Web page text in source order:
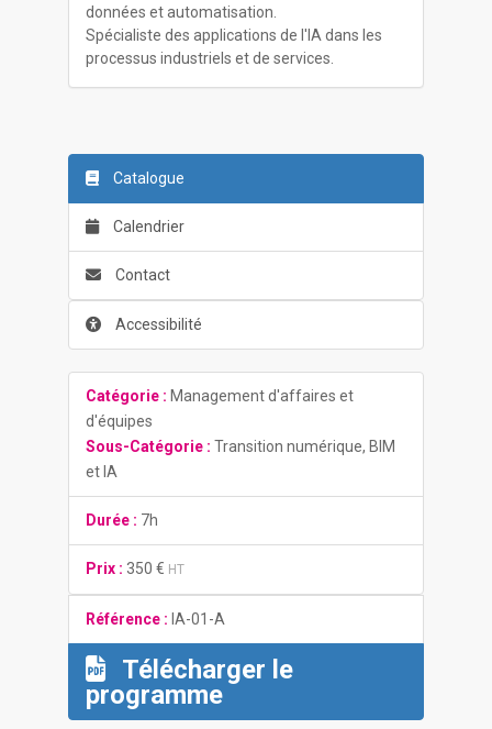
données et automatisation.
Spécialiste des applications de l'IA dans les
processus industriels et de services.
Catalogue
Calendrier
Contact
Accessibilité
Catégorie : Management d'affaires et
d'équipes
Sous-Catégorie : Transition numérique, BIM
et IA
Durée : 7h
Prix : 350 € HT
Référence : IA-01-A
Télécharger le
programme